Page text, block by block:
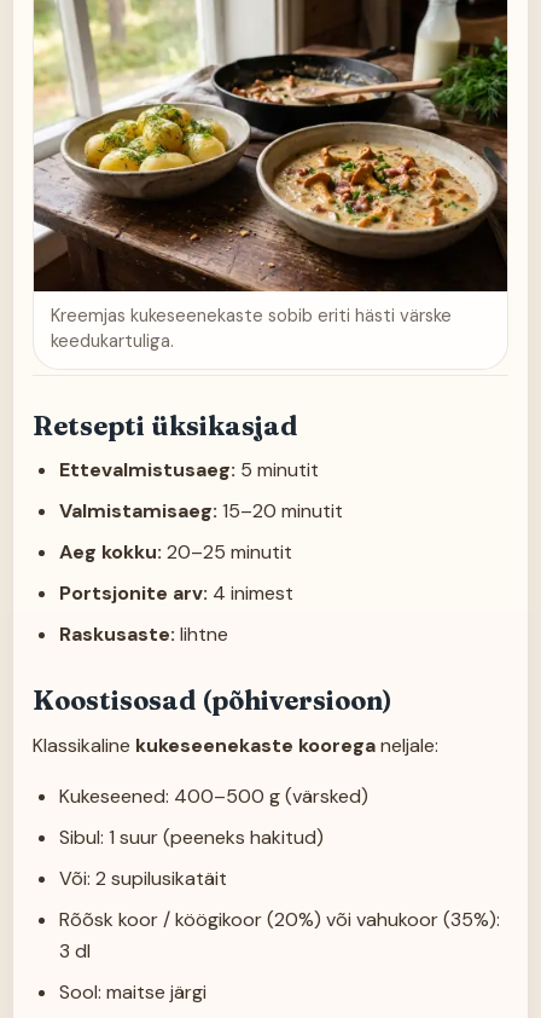
Kreemjas kukeseenekaste sobib eriti hästi värske
keedukartuliga.
Retsepti üksikasjad
Ettevalmistusaeg: 5 minutit
Valmistamisaeg: 15–20 minutit
Aeg kokku: 20–25 minutit
Portsjonite arv: 4 inimest
Raskusaste: lihtne
Koostisosad (põhiversioon)
Klassikaline kukeseenekaste kooreganeljale:
Kukeseened: 400–500 g (värsked)
Sibul: 1 suur (peeneks hakitud)
Või: 2 supilusikatäit
Rõõsk koor / köögikoor (20%) või vahukoor (35%):
3 dl
Sool: maitse järgi